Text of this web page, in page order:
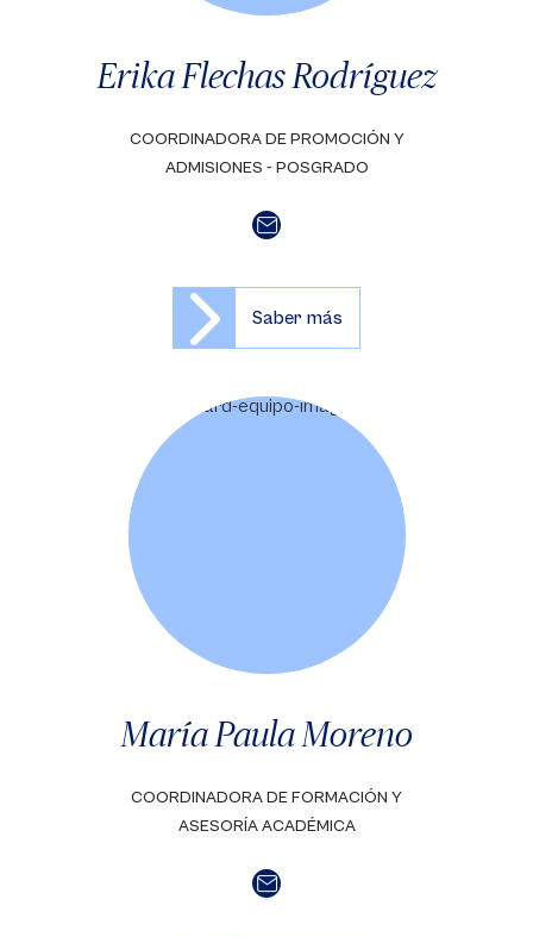
Erika Flechas Rodríguez
COORDINADORA DE PROMOCIÓN Y
ADMISIONES - POSGRADO
Saber más
María Paula Moreno
COORDINADORA DE FORMACIÓN Y
ASESORÍA ACADÉMICA